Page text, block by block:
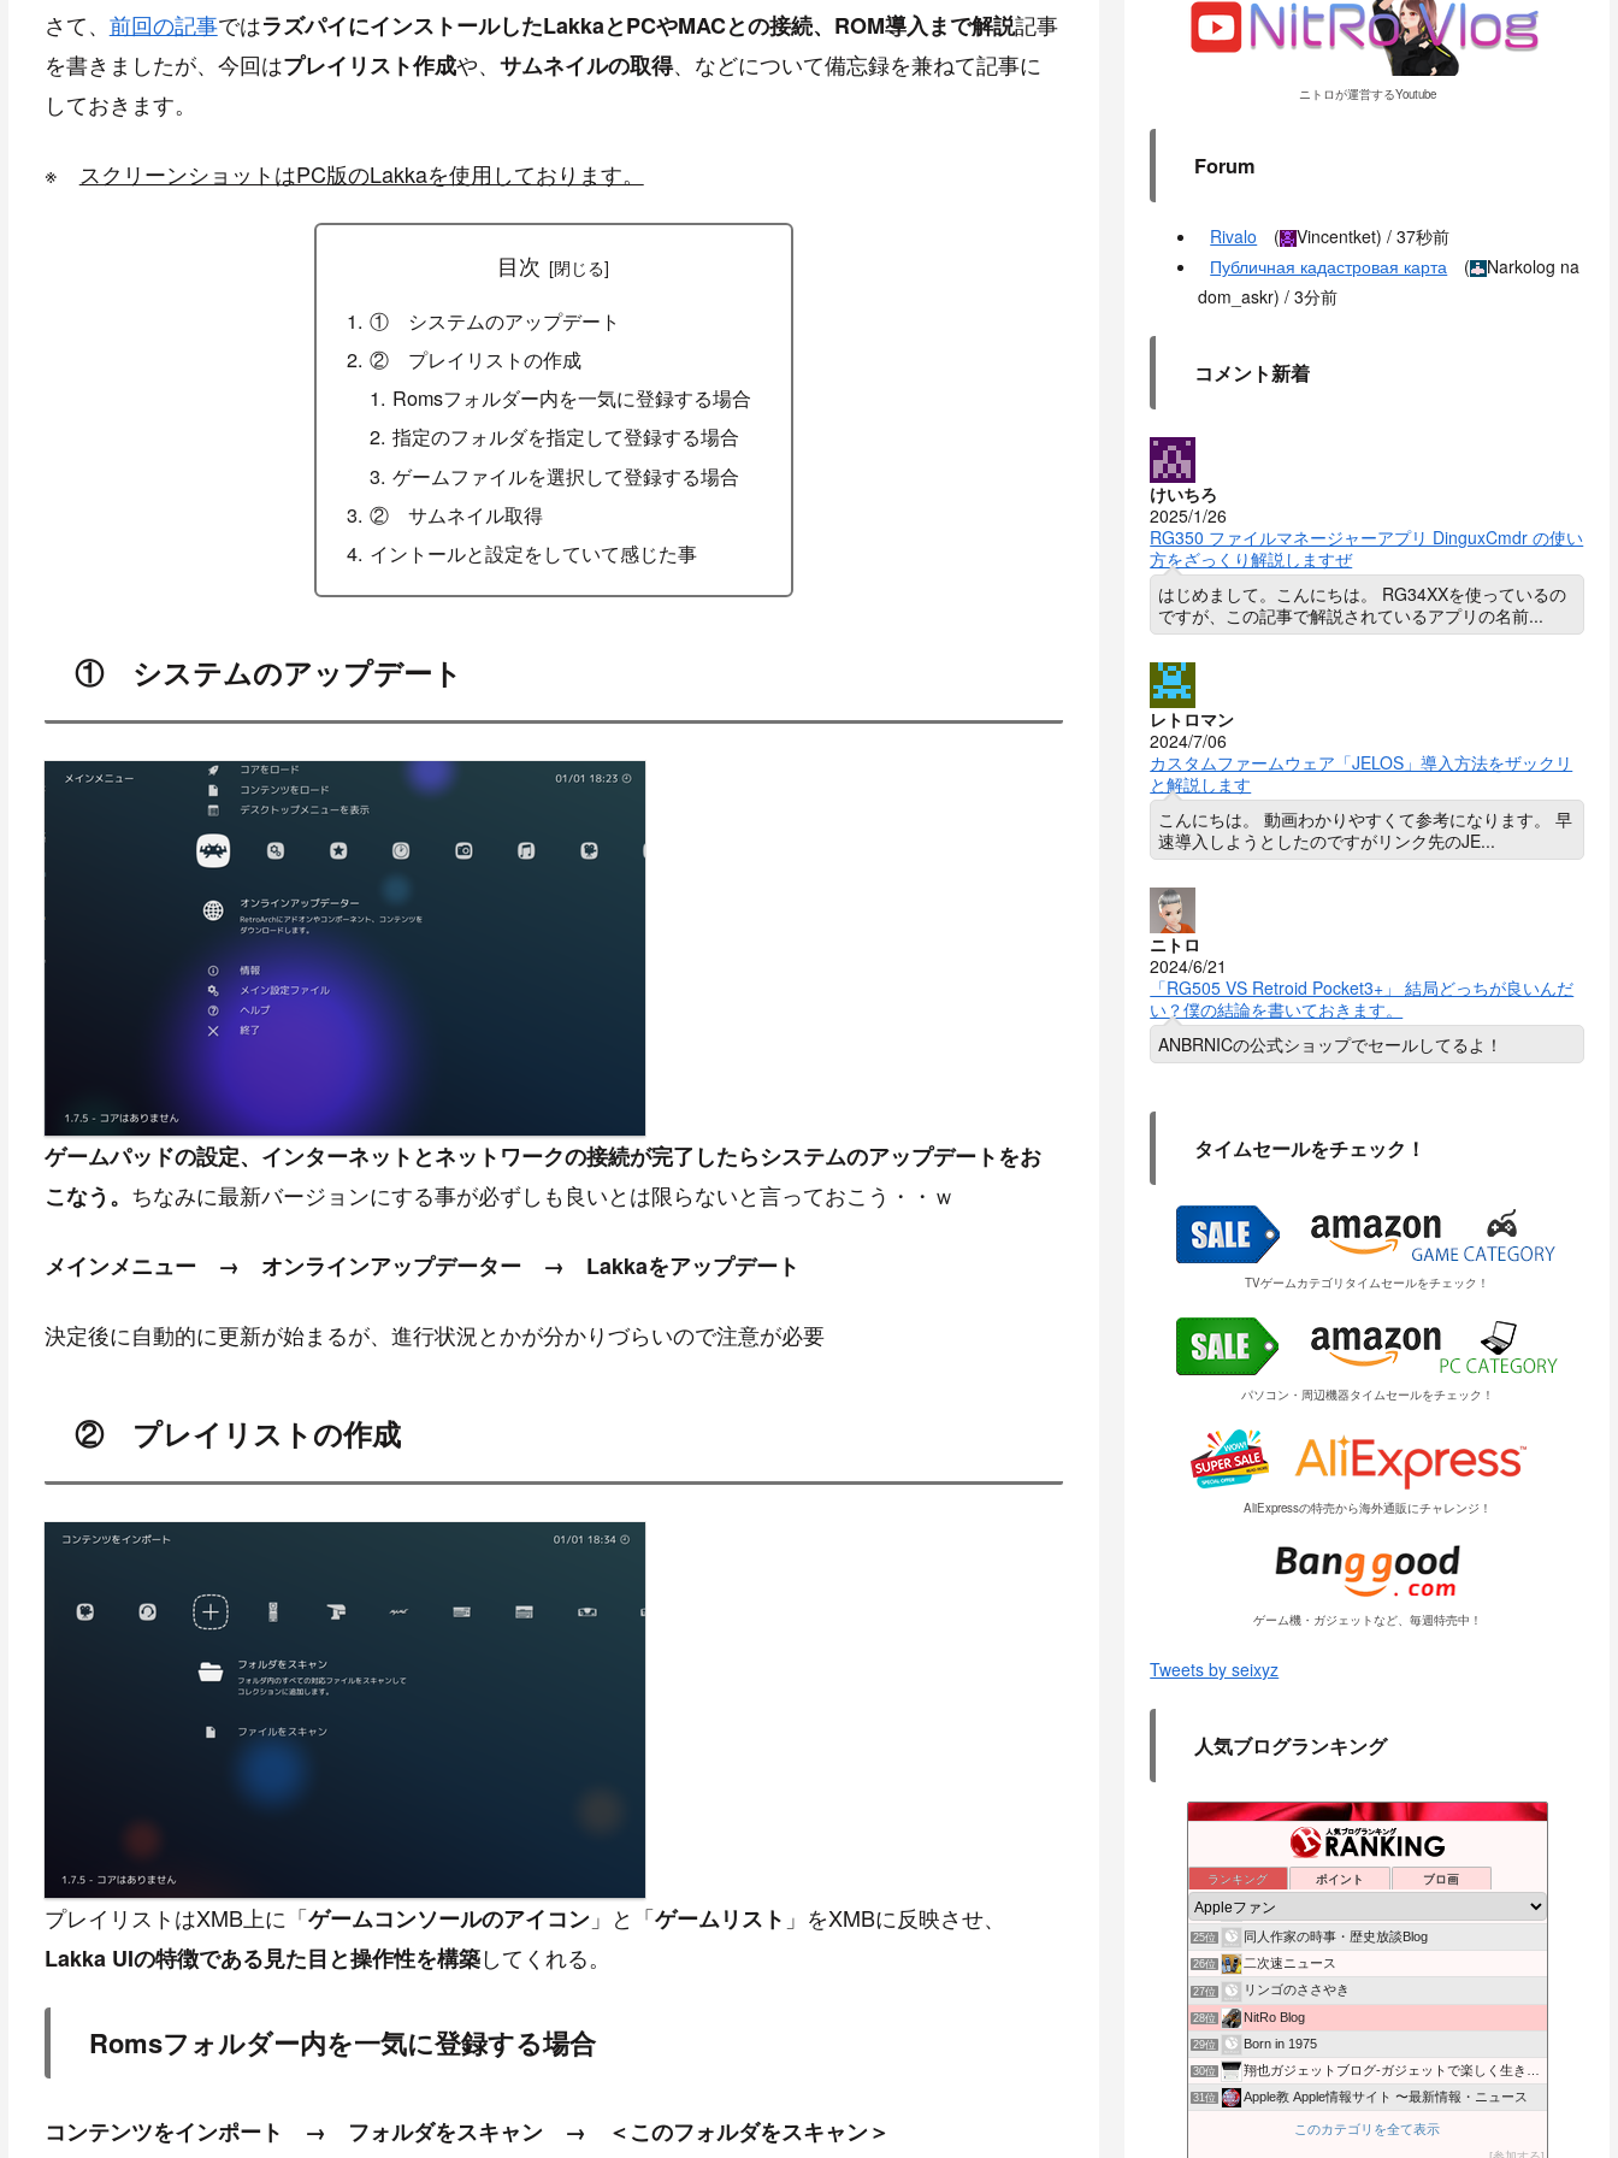
さて、 前回の記事ではラズパイにインストールしたLakkaとPCやMACとの接続、ROM導入まで解説記事
を書きましたが、今回はプレイリスト作成や、 サムネイルの取得、などについて備忘録を兼ねて記事に
しておきます。
※ スクリーンショットはPC版のLakkaを使用しております。
目次
① システムのアップデート
② プレイリストの作成
Romsフォルダー内を一気に登録する場合
指定のフォルダを指定して登録する場合
ゲームファイルを選択して登録する場合
② サムネイル取得
イントールと設定をしていて感じた事
① システムのアップデート
ゲームパッドの設定、インターネットとネットワークの接続が完了したらシステムのアップデートをお
こなう。 ちなみに最新バージョンにする事が必ずしも良いとは限らないと言っておこう・・ｗ
メインメニュー → オンラインアップデーター → Lakkaをアップデート
決定後に自動的に更新が始まるが、進行状況とかが分かりづらいので注意が必要
② プレイリストの作成
プレイリストはXMB上に「ゲームコンソールのアイコン」と「ゲームリスト 」をXMBに反映させ、
Lakka UIの特徴である見た目と操作性を構築してくれる。
Romsフォルダー内を一気に登録する場合
コンテンツをインポート → フォルダをスキャン → ＜このフォルダをスキャン＞
ニトロが運営するYoutube
Forum
Rivalo ( Vincentket) /37秒前
Публичная кадастровая карта
(
Narkolog na
dom_askr) /3分前
コメント新着
けいちろ
2025/1/26
RG350 ファイルマネージャーアプリ DinguxCmdr の使い
方をざっくり解説しますぜ
はじめまして。こんにちは。 RG34XXを使っているの
ですが、この記事で解説されているアプリの名前...
レトロマン
2024/7/06
カスタムファームウェア「JELOS」導入方法をザックリ
と解説します
こんにちは。 動画わかりやすくて参考になります。 早
速導入しようとしたのですがリンク先のJE...
ニトロ
2024/6/21
「RG505 VS Retroid Pocket3+」 結局どっちが良いんだ
い？僕の結論を書いておきます。
ANBRNICの公式ショップでセールしてるよ！
タイムセールをチェック！
TVゲームカテゴリタイムセールをチェック！
パソコン・周辺機器タイムセールをチェック！
AliExpressの特売から海外通販にチャレンジ！
ゲーム機・ガジェットなど、毎週特売中！
Tweets by seixyz
人気ブログランキング
ランキング ポイント ブロ画
Androidだってリンゴが好き
クマデジタル
23位 自分一新 - 人生を変えるための資産形成戦略を発信
24位 パソコン修理屋日記 下田商会 神奈川県藤沢市発！
25位 同人作家の時事・歴史放談Blog
26位 二次速ニュース
27位 リンゴのささやき
28位 NitRo Blog
29位 Born in 1975
30位 翔也ガジェットブログ-ガジェットで楽しく生きよう！
31位 Apple教 Apple情報サイト 〜最新情報・ニュース
Appleが大好きなんだよ
このカテゴリを全て表示